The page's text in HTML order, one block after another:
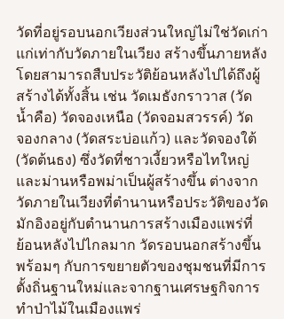
วัดที่อยู่รอบนอกเวียงส่วนใหญ่ไม่ใช่วัดเก่า
แก่เท่ากับวัดภายในเวียง สร้างขึ้นภายหลัง
โดยสามารถสืบประวัติย้อนหลังไปได้ถึงผู้
สร้างได้ทั้งสิ้น เช่น วัดเมธังกราวาส (วัด
น้ำคือ) วัดจองเหนือ (วัดจอมสวรรค์) วัด
จองกลาง (วัดสระบ่อแก้ว) และวัดจองใต้
(วัดต้นธง) ซึ่งวัดที่ชาวเงี้ยวหรือไทใหญ่
และม่านหรือพม่าเป็นผู้สร้างขึ้น ต่างจาก
วัดภายในเวียงที่ตำนานหรือประวัติของวัด
มักอิงอยู่กับตำนานการสร้างเมืองแพร่ที่
ย้อนหลังไปไกลมาก วัดรอบนอกสร้างขึ้น
พร้อมๆ กับการขยายตัวของชุมชนที่มีการ
ตั้งถิ่นฐานใหม่และจากฐานเศรษฐกิจการ
ทำป่าไม้ในเมืองแพร่